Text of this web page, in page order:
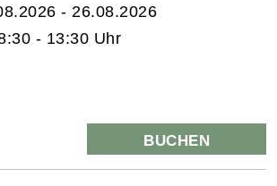
- 26.08.2026
- 13:30 Uhr
BUCHEN